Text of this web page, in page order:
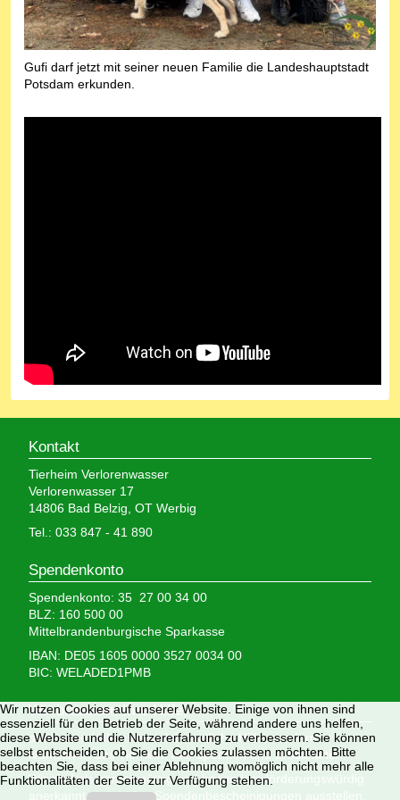
Gufi darf jetzt mit seiner neuen Familie die Landeshauptstadt
Potsdam erkunden.
Kontakt
Tierheim Verlorenwasser
Verlorenwasser 17
14806 Bad Belzig, OT Werbig
Tel.: 033 847 - 41 890
Spendenkonto
Spendenkonto: 35 27 00 34 00
BLZ: 160 500 00
Mittelbrandenburgische Sparkasse
IBAN: DE05 1605 0000 3527 0034 00
BIC: WELADED1PMB
Wir brauchen Ihre Hilfe,
denn wir erhalten keinerlei staatliche Hilfe, sondern
finanzieren das Tierheim aus Spenden und Erbschaften.
Wir sind als gemeinnützig und besonders förderungswürdig
anerkannt und dürfen Spendenbescheinigungen ausstellen.
Wir nutzen Cookies auf unserer Website. Einige von ihnen sind
essenziell für den Betrieb der Seite, während andere uns helfen,
diese Website und die Nutzererfahrung zu verbessern. Sie können
selbst entscheiden, ob Sie die Cookies zulassen möchten. Bitte
beachten Sie, dass bei einer Ablehnung womöglich nicht mehr alle
Funktionalitäten der Seite zur Verfügung stehen.